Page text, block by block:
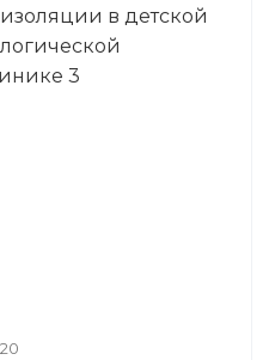
в детской
3